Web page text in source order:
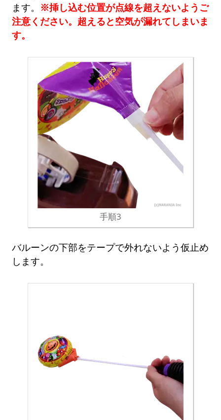
ます。 ※挿し込む位置が点線を超えないようご
注意ください。超えると空気が漏れてしまいま
す。
手順3
バルーンの下部をテープで外れないよう仮止め
します。